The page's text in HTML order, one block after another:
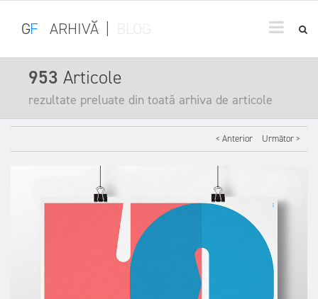
GF ARHIVĂ
953 Articole
rezultate preluate din toată arhiva de articole
< Anterior Următor >